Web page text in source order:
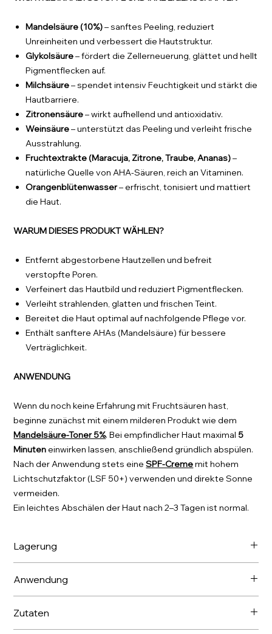
Mandel­säure (10%)– sanftes Peeling, reduziert
Unreinheiten und verbessert die Hautstruktur.
Glykolsäure– fördert die Zellerneuerung, glättet und hellt
Pigmentflecken auf.
Milchsäure– spendet intensiv Feuchtigkeit und stärkt die
Hautbarriere.
Zitronen­säure– wirkt aufhellend und antioxidativ.
Wein­säure– unterstützt das Peeling und verleiht frische
Ausstrahlung.
Fruchtextrakte (Maracuja, Zitrone, Traube, Ananas)–
natürliche Quelle von AHA-Säuren, reich an Vitaminen.
Orangenblütenwasser– erfrischt, tonisiert und mattiert
die Haut.
WARUM DIESES PRODUKT WÄHLEN?
Entfernt abgestorbene Hautzellen und befreit
verstopfte Poren.
Verfeinert das Hautbild und reduziert Pigmentflecken.
Verleiht strahlenden, glatten und frischen Teint.
Bereitet die Haut optimal auf nachfolgende Pflege vor.
Enthält sanftere AHAs (Mandel­säure) für bessere
Verträglichkeit.
ANWENDUNG
Wenn du noch keine Erfahrung mit Fruchtsäuren hast,
beginne zunächst mit einem milderen Produkt wie dem
Mandel­säure-Toner 5%. Bei empfindlicher Haut maximal 5
Minuteneinwirken lassen, anschließend gründlich abspülen.
Nach der Anwendung stets eineSPF-Crememit hohem
Lichtschutzfaktor (LSF 50+) verwenden und direkte Sonne
vermeiden.
Ein leichtes Abschälen der Haut nach 2–3 Tagen ist normal.
Lagerung
Anwendung
Verpackung enthaltenen Pipette auftragen. Augen- und
Mundpartie aussparen. Die Augen vor einem möglichen
Zutaten